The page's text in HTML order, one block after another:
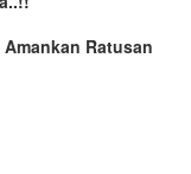
Ratusan